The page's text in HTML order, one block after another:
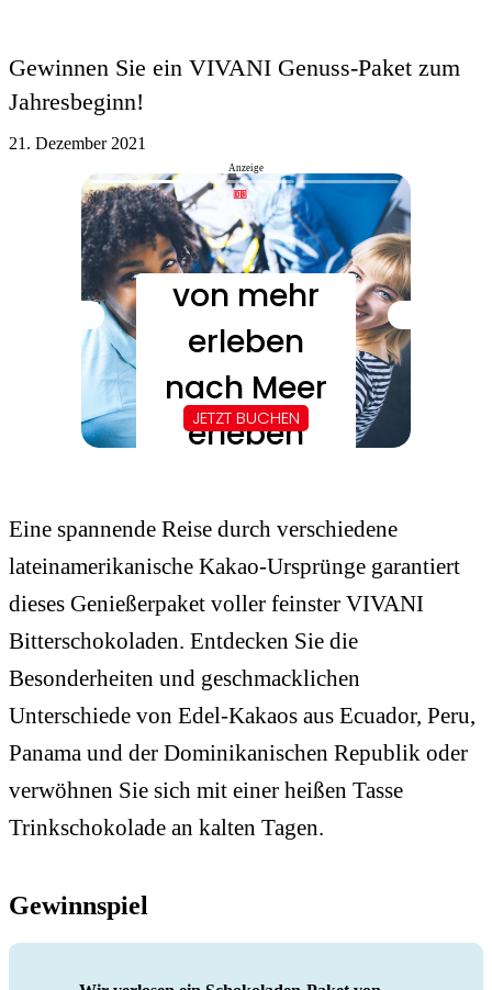
Gewinnen Sie ein VIVANI Genuss-Paket zum
Jahresbeginn!
21. Dezember 2021
Anzeige
Eine spannende Reise durch verschiedene
lateinamerikanische Kakao-Ursprünge garantiert
dieses Genießerpaket voller feinster VIVANI
Bitterschokoladen. Entdecken Sie die
Besonderheiten und geschmacklichen
Unterschiede von Edel-Kakaos aus Ecuador, Peru,
Panama und der Dominikanischen Republik oder
verwöhnen Sie sich mit einer heißen Tasse
Trinkschokolade an kalten Tagen.
Gewinnspiel